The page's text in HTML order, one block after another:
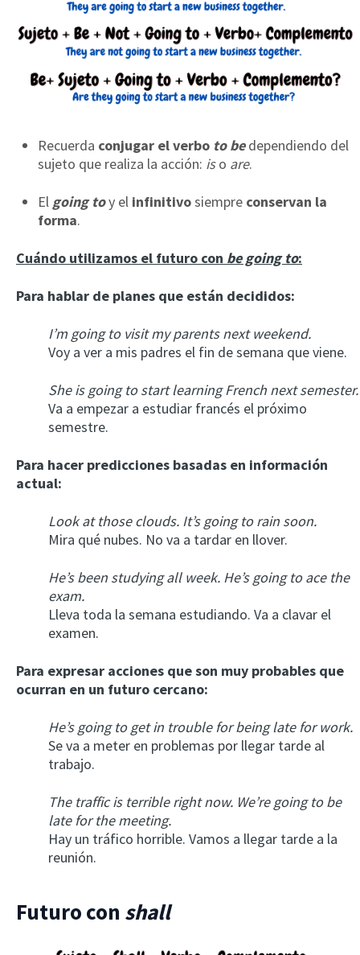
Recuerda conjugar el verbo to bedependiendo del
sujeto que realiza la acción: iso are.
El going toy el infinitivosiempre conservan la
forma.
Cuándo utilizamos el futuro con be going to:
Para hablar de planes que están decididos:
I’m going to visit my parents next weekend.
Voy a ver a mis padres el fin de semana que viene.
She is going to start learning French next semester.
Va a empezar a estudiar francés el próximo
semestre.
Para hacer predicciones basadas en información
actual:
Look at those clouds. It’s going to rain soon.
Mira qué nubes. No va a tardar en llover.
He’s been studying all week. He’s going to ace the
exam.
Lleva toda la semana estudiando. Va a clavar el
examen.
Para expresar acciones que son muy probables que
ocurran en un futuro cercano:
He’s going to get in trouble for being late for work.
Se va a meter en problemas por llegar tarde al
trabajo.
The traffic is terrible right now. We’re going to be
late for the meeting.
Hay un tráfico horrible. Vamos a llegar tarde a la
reunión.
Futuro con shall